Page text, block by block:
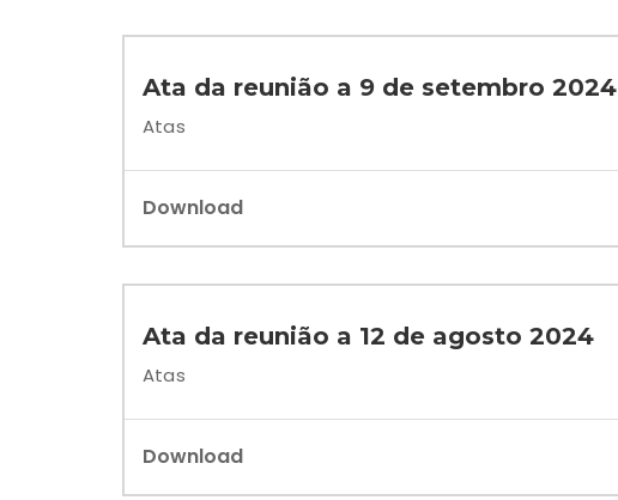
Ata da reunião a 9 de setembro 2024
Atas
Download
Ata da reunião a 12 de agosto 2024
Atas
Download